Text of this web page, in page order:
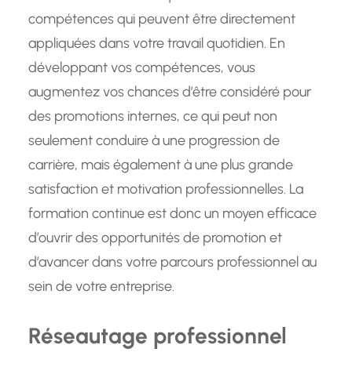
compétences qui peuvent être directement
appliquées dans votre travail quotidien. En
développant vos compétences, vous
augmentez vos chances d’être considéré pour
des promotions internes, ce qui peut non
seulement conduire à une progression de
carrière, mais également à une plus grande
satisfaction et motivation professionnelles. La
formation continue est donc un moyen efficace
d’ouvrir des opportunités de promotion et
d’avancer dans votre parcours professionnel au
sein de votre entreprise.
Réseautage professionnel